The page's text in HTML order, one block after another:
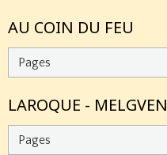
AU COIN DU FEU
LAROQUE - MELGVEN